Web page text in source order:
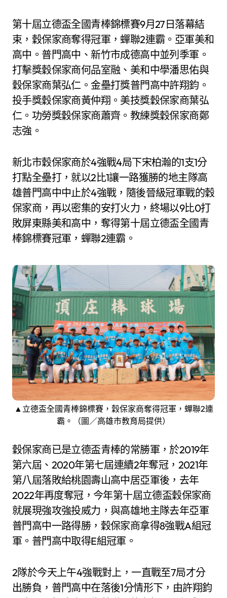
第十屆立德盃全國青棒錦標賽9月27日落幕結
束，穀保家商奪得冠軍，蟬聯2連霸。亞軍美和
高中。普門高中、新竹市成德高中並列季軍。
打擊獎穀保家商何品室融、美和中學潘思佑與
穀保家商葉弘仁。金壘打獎普門高中許翔鈞。
投手獎穀保家商黃仲翔。美技獎穀保家商葉弘
仁。功勞獎穀保家商蕭齊。教練獎穀保家商鄭
志強。
新北市穀保家商於4強戰4局下宋柏瀚的1支1分
打點全壘打，就以2比1讓一路獲勝的地主隊高
雄普門高中中止於4強戰，隨後晉級冠軍戰的穀
保家商，再以密集的安打火力，終場以9比0打
敗屏東縣美和高中，奪得第十屆立德盃全國青
棒錦標賽冠軍，蟬聯2連霸。
▲立德盃全國青棒錦標賽，穀保家商奪得冠軍，蟬聯2連
霸。（圖／高雄市教育局提供）
穀保家商已是立德盃青棒的常勝軍，於2019年
第六屆、2020年第七屆連續2年奪冠，2021年
第八屆落敗給桃園壽山高中居亞軍後，去年
2022年再度奪冠，今年第十屆立德盃穀保家商
就展現強攻強投威力，與高雄地主隊去年亞軍
普門高中一路得勝，穀保家商拿得8強戰A組冠
軍。普門高中取得E組冠軍。
2隊於今天上午4強戰對上，一直戰至7局才分
出勝負，普門高中在落後1分情形下，由許翔鈞